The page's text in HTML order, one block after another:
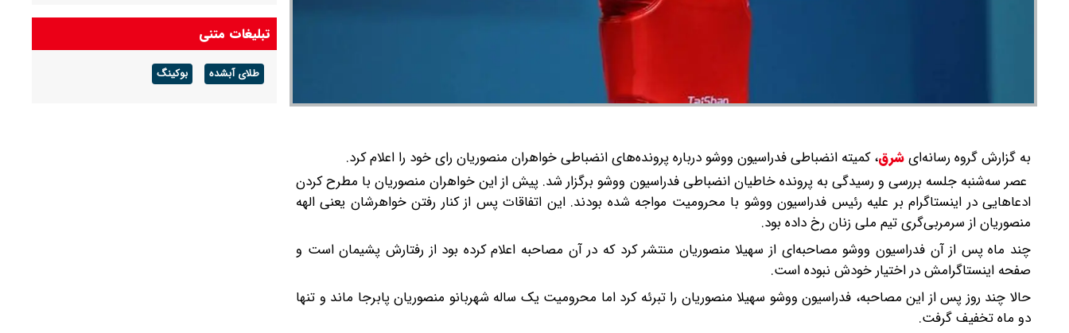
به گزارش گروه رسانه‌ایشرق،کمیته انضباطی فدراسیون ووشو درباره پرونده‌های انضباطی خواهران منصوریان رای خود را اعلام کرد.
عصر سه‌شنبه جلسه بررسی و رسیدگی به پرونده خاطیان انضباطی فدراسیون ووشو برگزار شد. پیش از این خواهران منصوریان با مطرح کردن
ادعاهایی در اینستاگرام بر علیه رئیس فدراسیون ووشو با محرومیت مواجه شده بودند. این اتفاقات پس از کنار رفتن خواهرشان یعنی الهه
منصوریان از سرمربی‌گری تیم ملی زنان رخ داده بود.
چند ماه پس از آن فدراسیون ووشو مصاحبه‌ای از سهیلا منصوریان منتشر کرد که در آن مصاحبه اعلام کرده بود از رفتارش پشیمان است و
صفحه اینستاگرامش در اختیار خودش نبوده است.
حالا چند روز پس از این مصاحبه، فدراسیون ووشو سهیلا منصوریان را تبرئه کرد اما محرومیت یک ساله شهربانو منصوریان پابرجا ماند و تنها
دو ماه تخفیف گرفت.
تبلیغات متنی
طلای آبشده بوکینگ